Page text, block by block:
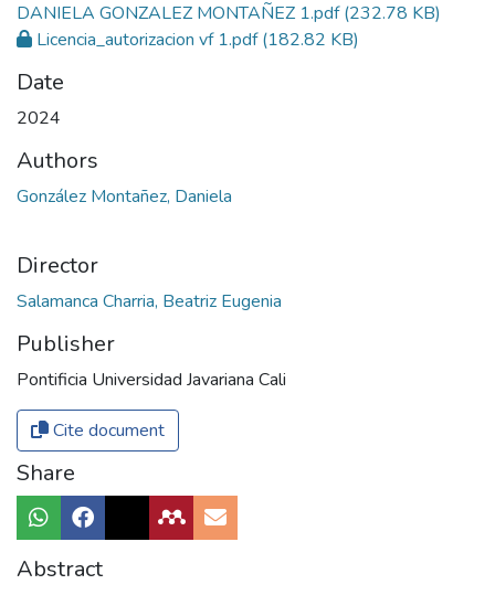
DANIELA GONZALEZ MONTAÑEZ 1.pdf(232.78 KB)
Licencia_autorizacion vf 1.pdf(182.82 KB)
Date
2024
Authors
González Montañez, Daniela
Director
Salamanca Charria, Beatriz Eugenia
Publisher
Pontificia Universidad Javariana Cali
Cite document
Share
Abstract